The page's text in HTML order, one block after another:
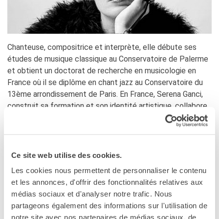
Ce site web utilise des cookies.
Les cookies nous permettent de personnaliser le contenu
et les annonces, d'offrir des fonctionnalités relatives aux
médias sociaux et d'analyser notre trafic. Nous
partageons également des informations sur l'utilisation de
notre site avec nos partenaires de médias sociaux, de
MÉDIATHÈQUE
Culturethèque
PARCOURS EN FRANÇAIS
Activités pour la classe
Atelier
Certifications
Formations pour les
profs
Étudier en France
Soggiorni linguistici in
Francia
KULTUR ENSEMBLE
PALERME
Atelier Panormos - La
Chanteuse, compositrice et interprète, elle débute ses
études de musique classique au Conservatoire de Palerme
et obtient un doctorat de recherche en musicologie en
France où il se diplôme en chant jazz au Conservatoire du
13ème arrondissement de Paris. En France, Serena Ganci,
construit sa formation et son identité artistique, collabore
avec la scène jazz parisienne (Aldo Romano, Nicola Stilo,
Laurent de Olivera, Simon Prattico…) et réalise son premier
Family Affair.
En 2010, elle retourne en Italie et remporte le premierprix
pour l’écriture « Musicultura » et le «prix AFI »pour le
meilleur projet d’enregistrement. Pour le label MaFi réalise
deux albums avec le projet « IOTATOLA » , qui l’amène à